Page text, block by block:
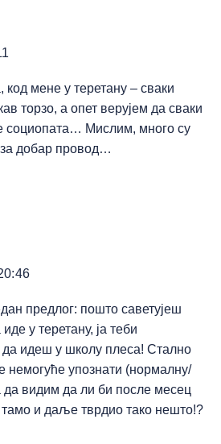
мене у теретану – сваки
торзо, а опет верујем да сваки
социопата… Мислим, много су
добар провод…
предлог: пошто саветујеш
у теретану, ја теби
да идеш у школу плеса! Стално
немогуће упознати (нормалну/
да видим да ли би после месец
и даље тврдио тако нешто!?